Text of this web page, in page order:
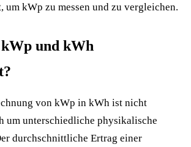
um kWp zu messen und zu vergleichen.
und kWh
von kWp in kWh ist nicht
um unterschiedliche physikalische
durchschnittliche Ertrag einer